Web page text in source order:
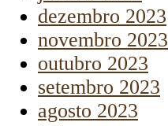
dezembro 2023
novembro 2023
outubro 2023
setembro 2023
agosto 2023